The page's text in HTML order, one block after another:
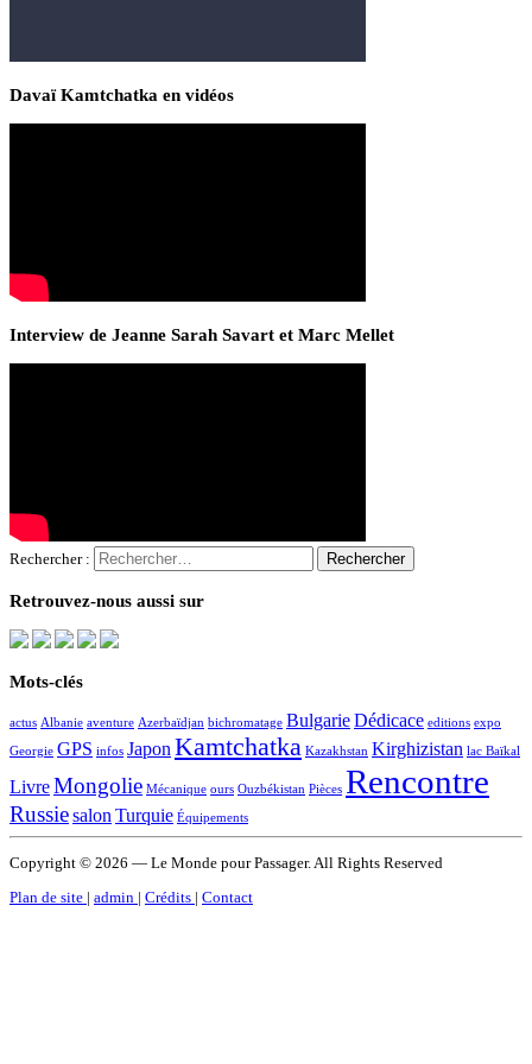
Davaï Kamtchatka en vidéos
Interview de Jeanne Sarah Savart et Marc Mellet
Rechercher :
Retrouvez-nous aussi sur
Mots-clés
actus Albanie aventure Azerbaïdjan bichromatage BulgarieDédicace editions expo
Georgie GPS infos Japon Kamtchatka Kazakhstan Kirghizistan lac Baïkal
LivreMongolie Mécanique ours Ouzbékistan Pièces Rencontre
Russiesalon Turquie Équipements
Copyright © 2026 — Le Monde pour Passager. All Rights Reserved
Plan de site | admin | Crédits | Contact